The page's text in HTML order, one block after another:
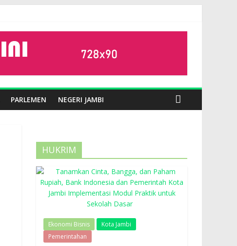
PARLEMEN NEGERI JAMBI
HUKRIM
Ekonomi Bisnis
Kota Jambi
Pemerintahan